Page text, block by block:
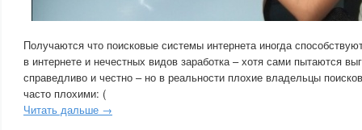
Получаются что поисковые системы интернета иногда
в интернете и нечестных видов заработка – хотя сами пытаются
справедливо и честно – но в реальности плохие владельцы
часто плохими: (
Читать дальше →